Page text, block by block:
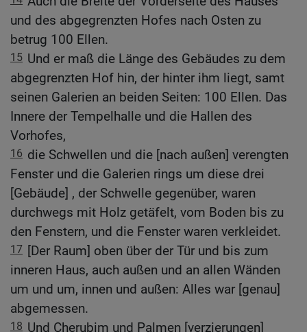
und des abgegrenzten Hofes nach Osten zu
betrug 100 Ellen.
15 Und er maß die Länge des Gebäudes zu dem
abgegrenzten Hof hin, der hinter ihm liegt, samt
seinen Galerien an beiden Seiten: 100 Ellen. Das
Innere der Tempelhalle und die Hallen des
Vorhofes,
16 die Schwellen und die [nach außen] verengten
Fenster und die Galerien rings um diese drei
[Gebäude] , der Schwelle gegenüber, waren
durchwegs mit Holz getäfelt, vom Boden bis zu
den Fenstern, und die Fenster waren verkleidet.
17 [Der Raum] oben über der Tür und bis zum
inneren Haus, auch außen und an allen Wänden
um und um, innen und außen: Alles war [genau]
abgemessen.
18 Und Cherubim und Palmen [verzierungen]